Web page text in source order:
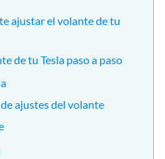
ajustar el volante de tu
de tu Tesla paso a paso
ajustes del volante